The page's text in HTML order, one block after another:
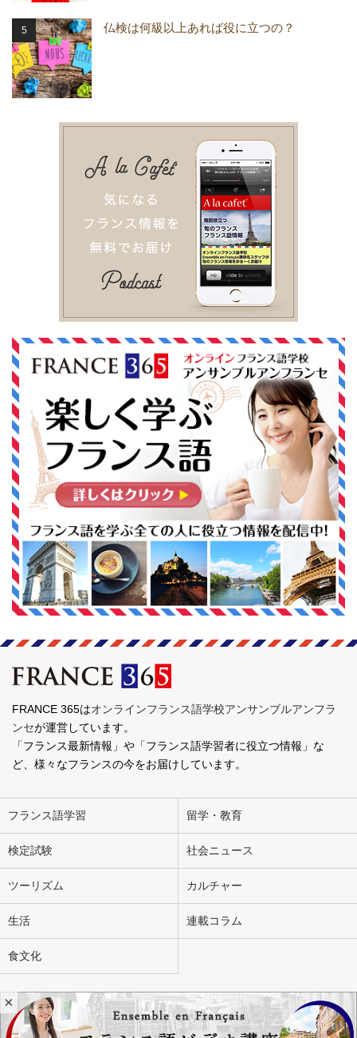
仏検は何級以上あれば役に立つの？
FRANCE 365はオンラインフランス語学校アンサンブルアンフラ
ンセが運営しています。
「フランス最新情報」や「フランス語学習者に役立つ情報」な
ど、様々なフランスの今をお届けしています。
フランス語学習 留学・教育
検定試験 社会ニュース
ツーリズム カルチャー
生活 連載コラム
食文化
会社概要 お問い合わせ 広告掲載 ライター募集
個人情報の取り扱いについて
×